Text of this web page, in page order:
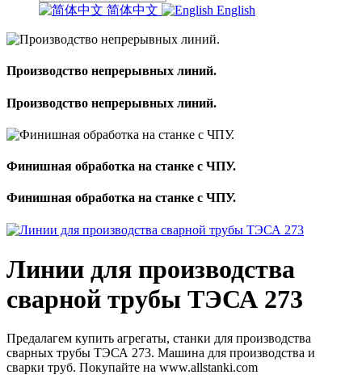
简体中文 English
Производство непрерывных линий.
Производство непрерывных линий.
Финишная обработка на станке с ЧПУ.
Финишная обработка на станке с ЧПУ.
Линии для производства
сварной трубы ТЭСА 273
Предалагем купить агрегаты, станки для производства
сварных трубы ТЭСА 273. Машина для производства и
сварки труб. Покупайте на www.allstanki.com